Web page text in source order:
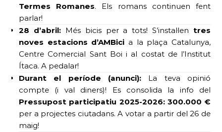
Termes Romanes. Els romans continuen fent
parlar!
28 d’abril:Més bicis per a tots! S’instal·len tres
noves estacions d’AMBici a la plaça Catalunya,
Centre Comercial Sant Boi i al costat de l’Institut
Ítaca. A pedalar!
Durant el període (anunci): La teva opinió
compte (i val diners)! Es consolida la info del
Pressupost participatiu 2025-2026: 300.000 €
per a projectes ciutadans. A votar a partir del 26 de
maig!